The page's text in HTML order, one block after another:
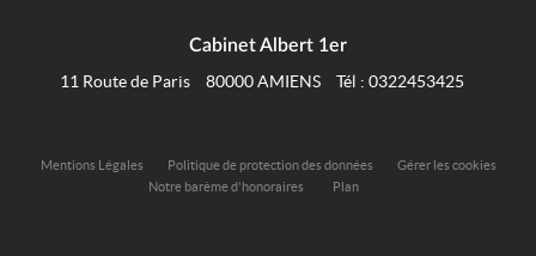
Cabinet Albert 1er
11 Route de Paris
80000AMIENS Tél : 0322453425
Mentions Légales Politique de protection des données
Gérer les cookies
Notre barème d'honoraires
Plan